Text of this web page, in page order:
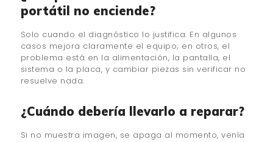
portátil no enciende?
Solo cuando el diagnóstico lo justifica. En algunos
casos mejora claramente el equipo; en otros, el
problema está en la alimentación, la pantalla, el
sistema o la placa, y cambiar piezas sin verificar no
resuelve nada.
¿Cuándo debería llevarlo a reparar?
Si no muestra imagen, se apaga al momento, venía